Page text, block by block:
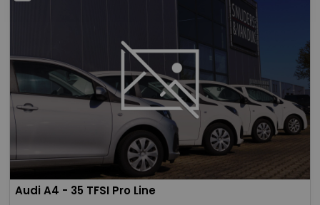
Audi A4 - 35 TFSI Pro Line